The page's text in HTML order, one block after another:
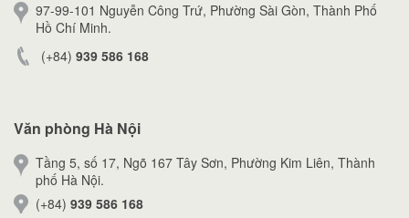
97-99-101 Nguyễn Công Trứ, Phường Sài Gòn, Thành Phố
Hồ Chí Minh.
(+84) 939 586 168
Văn phòng Hà Nội
Tầng 5, số 17, Ngõ 167 Tây Sơn, Phường Kim Liên, Thành
phố Hà Nội.
(+84) 939 586 168